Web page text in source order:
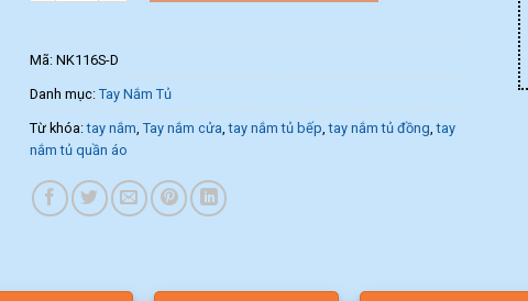
Mã:NK116S-D
Danh mục:Tay Nắm Tủ
Từ khóa:tay nắm ,Tay nắm cửa ,tay nắm tủ bếp ,tay nắm tủ đồng ,tay
nắm tủ quần áo